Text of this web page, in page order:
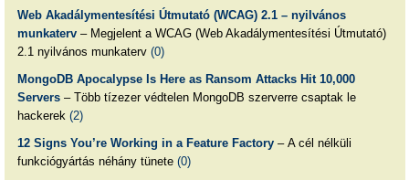
Web Akadálymentesítési Útmutató (WCAG) 2.1 – nyilvános
munkaterv– Megjelent a WCAG (Web Akadálymentesítési Útmutató)
2.1 nyilvános munkaterv (0)
MongoDB Apocalypse Is Here as Ransom Attacks Hit 10,000
Servers– Több tízezer védtelen MongoDB szerverre csaptak le
hackerek (2)
12 Signs You’re Working in a Feature Factory– A cél nélküli
funkciógyártás néhány tünete (0)